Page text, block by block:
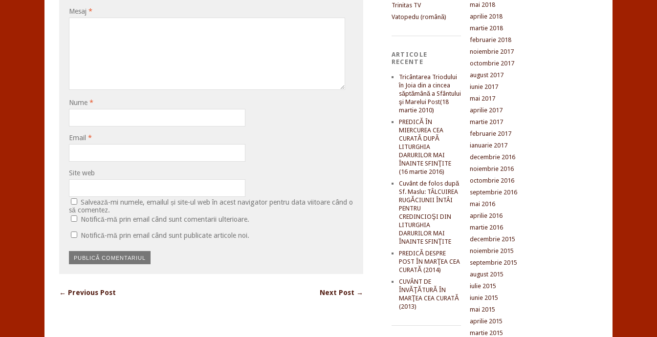
Mesaj *
Nume *
Email *
Site web
Salvează-mi numele, emailul și site-ul web în acest navigator pentru data viitoare când o
să comentez.
Notifică-mă prin email când sunt comentarii ulterioare.
Notifică-mă prin email când sunt publicate articole noi.
← Previous Post Next Post →
Trinitas TV
Vatopedu (română)
ARTICOLE
RECENTE
Tricântarea Triodului
în Joia din a cincea
săptămână a Sfântului
şi Marelui Post(18
martie 2010)
PREDICĂ ÎN
MIERCUREA CEA
CURATĂ DUPĂ
LITURGHIA
DARURILOR MAI
ÎNAINTE SFINŢITE
(16 martie 2016)
Cuvânt de folos după
Sf. Maslu: TÂLCUIREA
RUGĂCIUNII ÎNTÂI
PENTRU
CREDINCIOŞI DIN
LITURGHIA
DARURILOR MAI
ÎNAINTE SFINŢITE
PREDICĂ DESPRE
POST ÎN MARŢEA CEA
CURATĂ (2014)
CUVÂNT DE
ÎNVĂŢĂTURĂ ÎN
MARŢEA CEA CURATĂ
(2013)
mai 2018
aprilie 2018
martie 2018
februarie 2018
noiembrie 2017
octombrie 2017
august 2017
iunie 2017
mai 2017
aprilie 2017
martie 2017
februarie 2017
ianuarie 2017
decembrie 2016
noiembrie 2016
octombrie 2016
septembrie 2016
mai 2016
aprilie 2016
martie 2016
decembrie 2015
noiembrie 2015
septembrie 2015
august 2015
iulie 2015
iunie 2015
mai 2015
aprilie 2015
martie 2015